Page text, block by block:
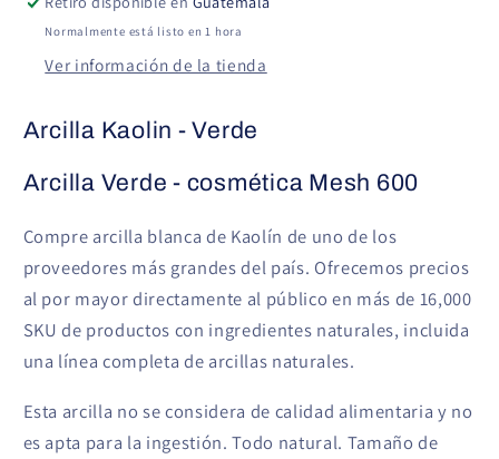
Normalmente está listo en 1 hora
Ver información de la tienda
Arcilla Kaolin - Verde
Arcilla Verde - cosmética Mesh 600
Compre arcilla blanca de Kaolín de uno de los
proveedores más grandes del país. Ofrecemos precios
al por mayor directamente al público en más de 16,000
SKU de productos con ingredientes naturales, incluida
una línea completa de arcillas naturales.
Esta arcilla no se considera de calidad alimentaria y no
es apta para la ingestión. Todo natural. Tamaño de